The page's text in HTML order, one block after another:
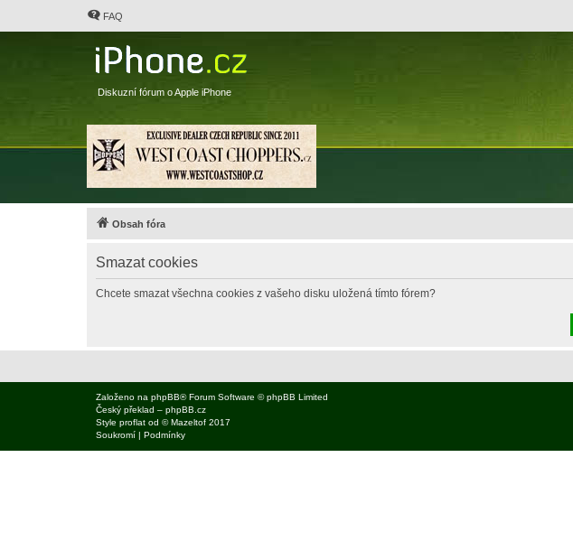
FAQ
Diskuzní fórum o Apple iPhone
Obsah fóra
Smazat cookies
Chcete smazat všechna cookies z vašeho disku uložená tímto fórem?
Založeno na phpBB® Forum Software © phpBB Limited
Český překlad – phpBB.cz
Style proflat od ©Mazeltof 2017
Soukromí | Podmínky